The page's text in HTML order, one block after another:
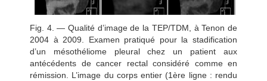
Fig. 4. — Qualité d’image de la TEP/TDM, à Tenon de
2004 à 2009. Examen pratiqué pour la stadification
d’un mésothéliome pleural chez un patient aux
antécédents de cancer rectal considéré comme en
rémission. L’image du corps entier (1ère ligne : rendu